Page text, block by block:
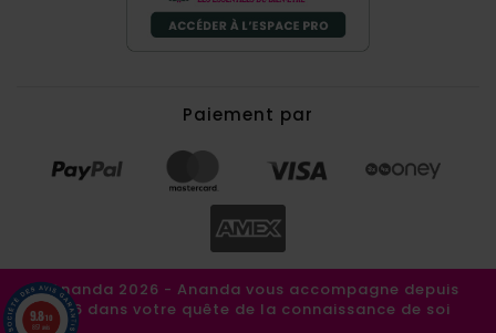
Paiement par
©Ananda 2026 - Ananda vous accompagne depuis
1986 dans votre quête de la connaissance de soi
9.8/10
857 avis